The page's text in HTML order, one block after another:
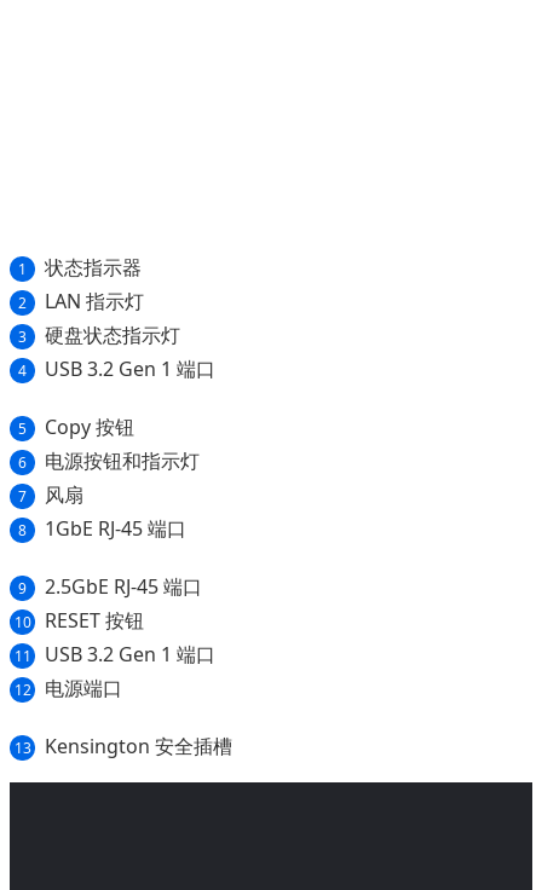
1 状态指示器
2 LAN 指示灯
3 硬盘状态指示灯
4 USB 3.2 Gen 1 端口
5 Copy 按钮
6 电源按钮和指示灯
7 风扇
8 1GbE RJ-45 端口
9 2.5GbE RJ-45 端口
10 RESET 按钮
11 USB 3.2 Gen 1 端口
12 电源端口
13 Kensington 安全插槽